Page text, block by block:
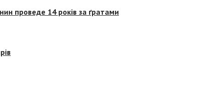
проведе 14 років за ґратами